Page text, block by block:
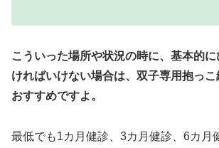
こういった場所や状況の時に、基本的
ければいけない場合は、双子専用抱っ
おすすめですよ。
最低でも1カ月健診、3カ月健診、6カ月